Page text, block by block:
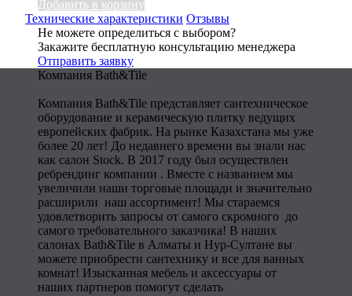
Добавить в корзину
Технические характеристики Отзывы
Не можете определиться с выбором?
Закажите бесплатную консультацию менеджера
Отправить заявку
Компания Bath&Tile
Компания Bath&Tile представляет сантехническое
оборудование и керамическую плитку ведущих
европейских фабрик. На рынке Казахстана мы уже
более 20 лет! До недавнего времени вы знали нас
как салон Stock. В 2017 году был осуществлен
ребрендинг компании . Вместе с названием мы
увеличили наши торговые площади и значительно
расширили наш ассортимент! Мы стараемся
удовлетворить запросы от самого скромного до
самого требовательного заказчика! В наших
салонах Bath&Tile в Алматы и Нур-Султане вы
можете приобрести сантехнику и все для ванных
комнат! Изысканная мебель и аксессуары от
наших партнеров помогут сделать